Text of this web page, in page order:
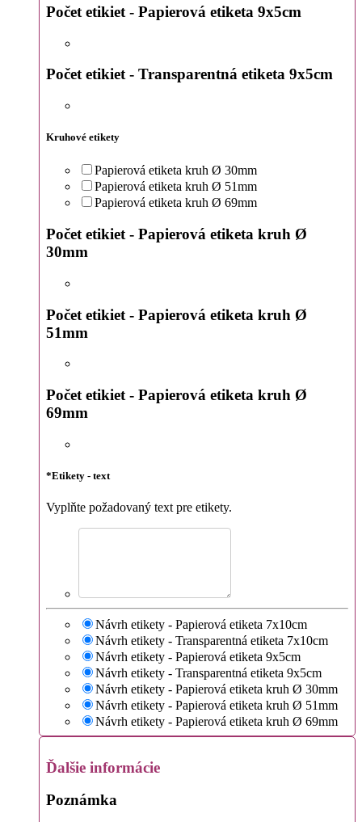
Počet etikiet - Papierová etiketa 9x5cm
Počet etikiet - Transparentná etiketa 9x5cm
Kruhové etikety
Papierová etiketa kruh Ø 30mm
Papierová etiketa kruh Ø 51mm
Papierová etiketa kruh Ø 69mm
Počet etikiet - Papierová etiketa kruh Ø
30mm
Počet etikiet - Papierová etiketa kruh Ø
51mm
Počet etikiet - Papierová etiketa kruh Ø
69mm
*Etikety - text
Vyplňte požadovaný text pre etikety.
Návrh etikety - Papierová etiketa 7x10cm
Návrh etikety - Transparentná etiketa 7x10cm
Návrh etikety - Papierová etiketa 9x5cm
Návrh etikety - Transparentná etiketa 9x5cm
Návrh etikety - Papierová etiketa kruh Ø 30mm
Návrh etikety - Papierová etiketa kruh Ø 51mm
Návrh etikety - Papierová etiketa kruh Ø 69mm
Ďalšie informácie
Poznámka